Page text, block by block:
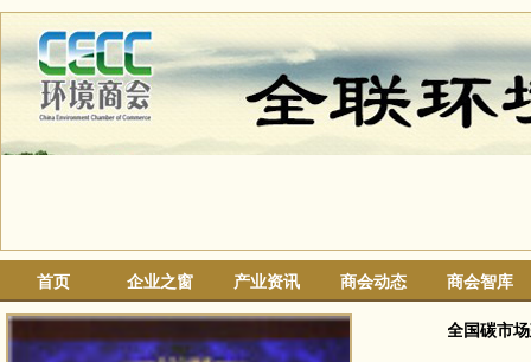
首页 企业之窗 产业资讯 商会动态 商会智库